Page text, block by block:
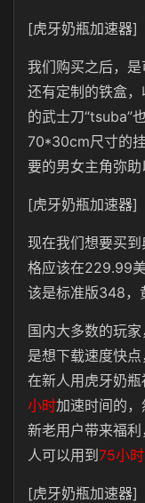
[虎牙奶瓶加速器]
我们购买之后，是
还有定制的铁盒
的武士刀“tsuba”
70*30cm尺寸的
要的男女主角弥助
[虎牙奶瓶加速器]
现在我们想要买
格应该在229.99
该是标准版348，
国内大多数的玩
是想下载速度快
在新人用虎牙奶
小时加速时间的
新老用户带来福
人可以用到 75小时
[虎牙奶瓶加速器]